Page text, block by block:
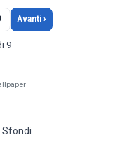
Avanti ›
9
Sfondi